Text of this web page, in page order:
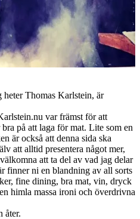
Thomas Karlstein, är
var främst för att
på att laga för mat. Lite som en
är också att denna sida ska
att alltid presentera något mer,
att ta del av vad jag delar
finner ni en blandning av all sorts
fine dining, bra mat, vin, dryck
himla massa ironi och överdrivna
åter.